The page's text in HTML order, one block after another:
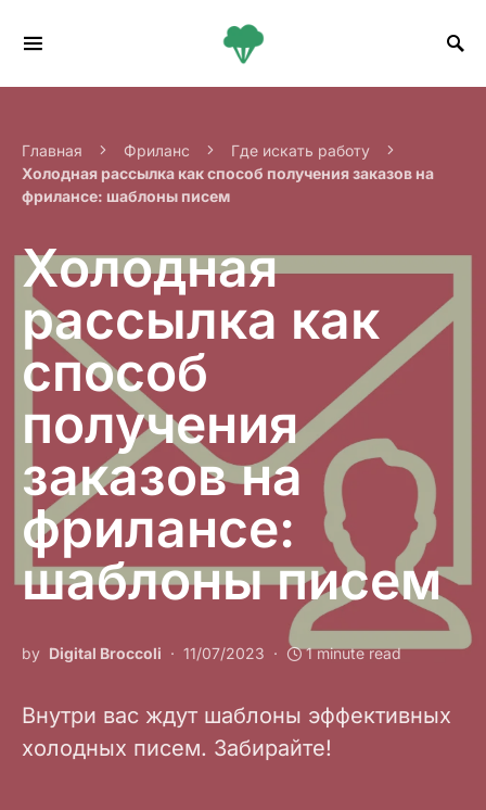
Главная Фриланс
Где искать работу
Холодная рассылка как способ получения заказов на
фрилансе: шаблоны писем
Холодная
рассылка как
способ
получения
заказов на
фрилансе:
шаблоны писем
by Digital Broccoli 11/07/2023 1 minute read
Внутри вас ждут шаблоны эффективных
холодных писем. Забирайте!